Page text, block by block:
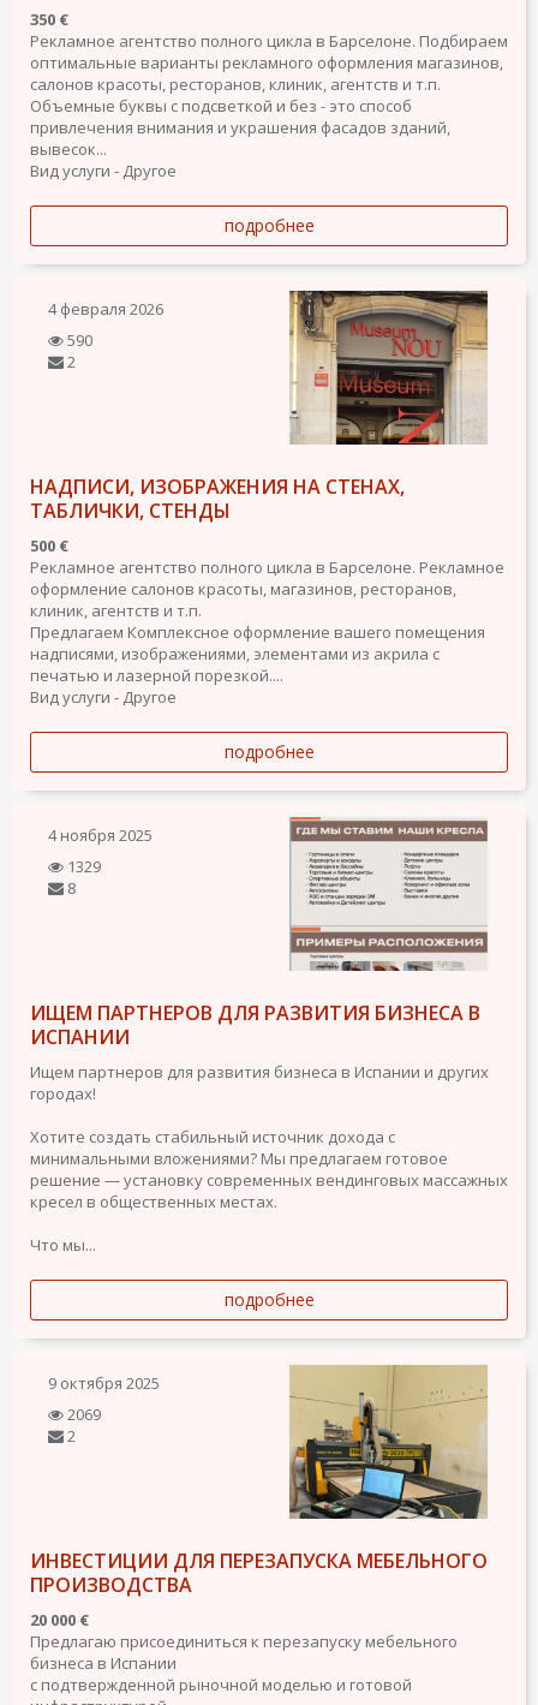
350 €
Рекламное агентство полного цикла в Барселоне. Подбираем
оптимальные варианты рекламного оформления магазинов,
салонов красоты, ресторанов, клиник, агентств и т.п.
Объемные буквы с подсветкой и без - это способ
привлечения внимания и украшения фасадов зданий,
вывесок...
Вид услуги - Другое
подробнее
4 февраля 2026
590
2
НАДПИСИ, ИЗОБРАЖЕНИЯ НА СТЕНАХ,
ТАБЛИЧКИ, СТЕНДЫ
500 €
Рекламное агентство полного цикла в Барселоне. Рекламное
оформление салонов красоты, магазинов, ресторанов,
клиник, агентств и т.п.
Предлагаем Комплексное оформление вашего помещения
надписями, изображениями, элементами из акрила с
печатью и лазерной порезкой....
Вид услуги - Другое
подробнее
4 ноября 2025
1329
8
ИЩЕМ ПАРТНЕРОВ ДЛЯ РАЗВИТИЯ БИЗНЕСА В
ИСПАНИИ
Ищем партнеров для развития бизнеса в Испании и других
городах!
Хотите создать стабильный источник дохода с
минимальными вложениями? Мы предлагаем готовое
решение — установку современных вендинговых массажных
кресел в общественных местах.
Что мы...
подробнее
9 октября 2025
2069
2
ИНВЕСТИЦИИ ДЛЯ ПЕРЕЗАПУСКА МЕБЕЛЬНОГО
ПРОИЗВОДСТВА
20 000 €
Предлагаю присоединиться к перезапуску мебельного
бизнеса в Испании
с подтвержденной рыночной моделью и готовой